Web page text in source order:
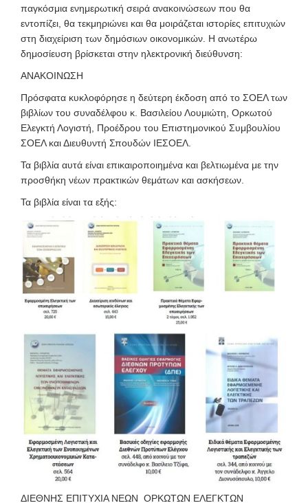
παγκόσμια ενημερωτική σειρά ανακοινώσεων που θα
εντοπίζει, θα τεκμηριώνει και θα μοιράζεται ιστορίες επιτυχιών
στη διαχείριση των δημόσιων οικονομικών. Η ανωτέρω
δημοσίευση βρίσκεται στην ηλεκτρονική διεύθυνση:
ΑΝΑΚΟΙΝΩΣΗ
Πρόσφατα κυκλοφόρησε η δεύτερη έκδοση από το ΣΟΕΛ των
βιβλίων του συναδέλφου κ. Βασιλείου Λουμιώτη, Ορκωτού
Ελεγκτή Λογιστή, Προέδρου του Επιστημονικού Συμβουλίου
ΣΟΕΛ και Διευθυντή Σπουδών ΙΕΣΟΕΛ.
Τα βιβλία αυτά είναι επικαιροποιημένα και βελτιωμένα με την
προσθήκη νέων πρακτικών θεμάτων και ασκήσεων.
Τα βιβλία είναι τα εξής:
ΔΙΕΘΝΗΣ ΕΠΙΤΥΧΙΑ ΝΕΩΝ ΟΡΚΩΤΩΝ ΕΛΕΓΚΤΩΝ